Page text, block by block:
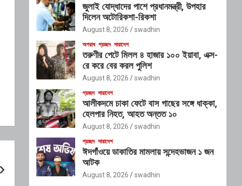
জুলাই যোদ্ধাদের পাশে প্রধানমন্ত্রী, উপহার
দিলেন অটোরিকশা-রিকশা
August 8, 2026 swadhin
অপরাধ প্রচ্ছদ সারাদেশ
তরুণীর পেটে মিলল ৪ হাজার ১০০ ইয়াবা, এক্স-
রে করে বের করল পুলিশ
August 8, 2026 swadhin
প্রচ্ছদ সারাদেশ
আলীকদমে চাকা ফেটে বাস গাছের সঙ্গে ধাক্কা,
হেলপার নিহত, আহত অন্তত ১০
August 8, 2026 swadhin
প্রচ্ছদ সারাদেশ
ঈদগাঁওয়ে ডাকাতির মামলায় সন্দেহভাজন ১ জন
আটক
August 8, 2026 swadhin